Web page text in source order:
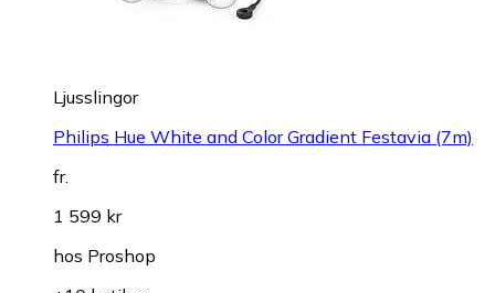
Ljusslingor
Philips Hue White and Color Gradient Festavia (7m)
fr.
1 599 kr
hos Proshop